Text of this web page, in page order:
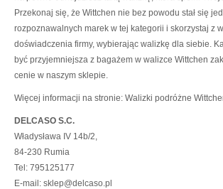
Przekonaj się, że Wittchen nie bez powodu stał się
rozpoznawalnych marek w tej kategorii i skorzystaj z
doświadczenia firmy, wybierając walizkę dla siebie.
być przyjemniejsza z bagażem w walizce Wittchen
cenie w naszym sklepie.
Więcej informacji na stronie: Walizki podróżne
DELCASO S.C.
Władysława IV 14b/2,
84-230 Rumia
Tel: 795125177
E-mail: sklep@delcaso.pl